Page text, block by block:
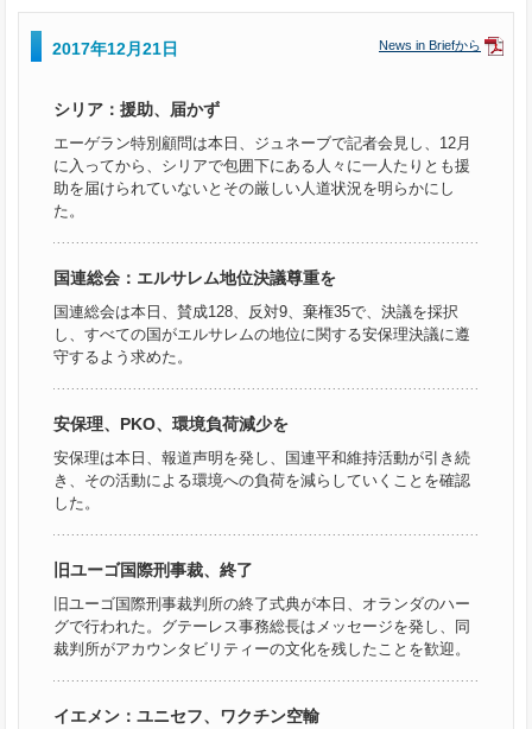
2017年12月21日 News in Briefから
シリア：援助、届かず
エーゲラン特別顧問は本日、ジュネーブで記者会見し、12月
に入ってから、シリアで包囲下にある人々に一人たりとも援
助を届けられていないとその厳しい人道状況を明らかにし
た。
国連総会：エルサレム地位決議尊重を
国連総会は本日、賛成128、反対9、棄権35で、決議を採択
し、すべての国がエルサレムの地位に関する安保理決議に遵
守するよう求めた。
安保理、PKO、環境負荷減少を
安保理は本日、報道声明を発し、国連平和維持活動が引き続
き、その活動による環境への負荷を減らしていくことを確認
した。
旧ユーゴ国際刑事裁、終了
旧ユーゴ国際刑事裁判所の終了式典が本日、オランダのハー
グで行われた。グテーレス事務総長はメッセージを発し、同
裁判所がアカウンタビリティーの文化を残したことを歓迎。
イエメン：ユニセフ、ワクチン空輸